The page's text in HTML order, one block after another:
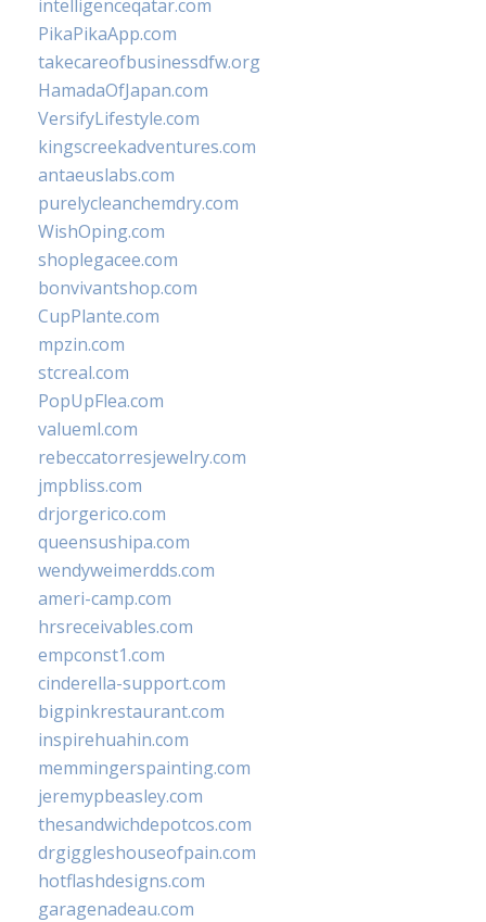
intelligenceqatar.com
PikaPikaApp.com
takecareofbusinessdfw.org
HamadaOfJapan.com
VersifyLifestyle.com
kingscreekadventures.com
antaeuslabs.com
purelycleanchemdry.com
WishOping.com
shoplegacee.com
bonvivantshop.com
CupPlante.com
mpzin.com
stcreal.com
PopUpFlea.com
valueml.com
rebeccatorresjewelry.com
jmpbliss.com
drjorgerico.com
queensushipa.com
wendyweimerdds.com
ameri-camp.com
hrsreceivables.com
empconst1.com
cinderella-support.com
bigpinkrestaurant.com
inspirehuahin.com
memmingerspainting.com
jeremypbeasley.com
thesandwichdepotcos.com
drgiggleshouseofpain.com
hotflashdesigns.com
garagenadeau.com